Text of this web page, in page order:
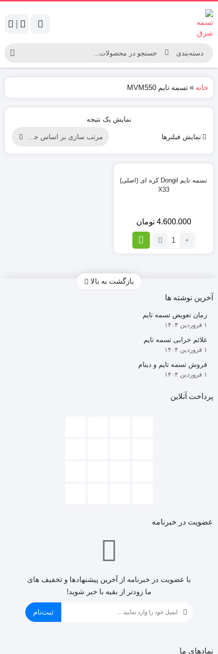
خانه » تسمه تایم MVM550
نمایش یک نتیجه
نمایش فیلترها
تسمه تایم Dongil کره ای (اصلی)
X33
4.600.000 تومان
تعداد:
(اصلی)
بازگشت به بالا
آخرین نوشته ها
زمان تعویض تسمه تایم
۱ فروردین ۱۴۰۴
علائم خرابی تسمه تایم
۱ فروردین ۱۴۰۴
فروش تسمه تایم و دینام
۱ فروردین ۱۴۰۴
پرداخت آنلاین
عضویت در خبرنامه
با عضویت در خبرنامه از آخرین پیشنهادها و تخفیف های
ما زودتر از بقیه با خبر شوید!
ثبت‌نام
نمادهای ما